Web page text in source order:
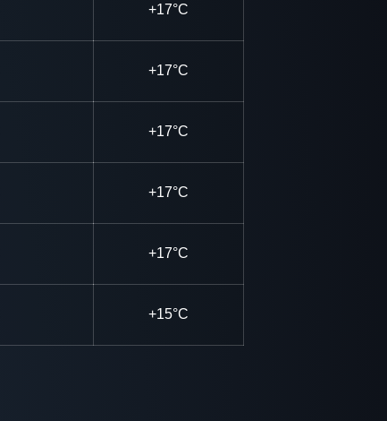
+17°C
+17°C
+17°C
+17°C
+17°C
+15°C